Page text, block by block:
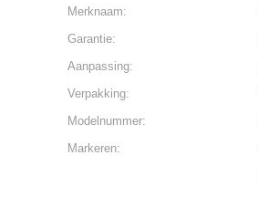
Merknaam:
Garantie:
Aanpassing:
Verpakking:
Modelnummer:
Markeren: